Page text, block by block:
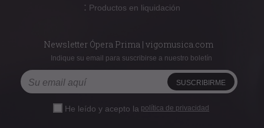
: Productos en liquidación
Newsletter Ópera Prima | vigomusica.com
Indique su email para suscribirse a nuestro boletín
He leído y acepto la política de privacidad